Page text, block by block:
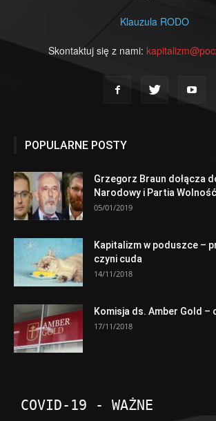
Klauzula RODO
Skontaktuj się z nami:
POPULARNE POSTY
Grzegorz Braun dołącza
Narodowy i Partia
05/01/2019
Kapitalizm w poduszce –
czyni cuda
14/11/2018
Komisja ds. Amber Gold –
17/11/2018
COVID-19 - WAŻNE